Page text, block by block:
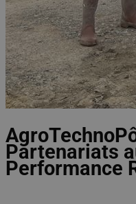
Partenariats
Performance